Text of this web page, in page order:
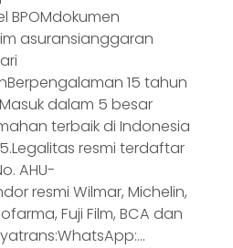
BPOMdokumen
asuransianggaran
15 tahun
dalam 5 besar
terbaik di Indonesia
resmi terdaftar
AHU-
resmi Wilmar, Michelin,
Fuji Film, BCA dan